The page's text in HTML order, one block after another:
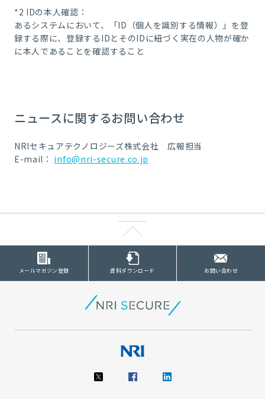
*2 IDの本人確認：
あるシステムにおいて、「ID（個人を識別する情報）」を登
録する際に、登録するIDとそのIDに紐づく実在の人物が確か
に本人であることを確認すること
ニュースに関するお問い合わせ
NRIセキュアテクノロジーズ株式会社 広報担当
E-mail： info@nri-secure.co.jp
メールマガジン登録 資料ダウンロード お問い合わせ